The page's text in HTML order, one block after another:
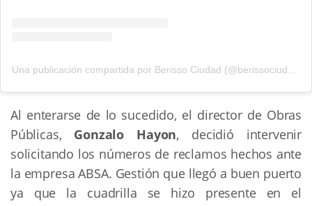
Al enterarse de lo sucedido, el director de Obras
Públicas, Gonzalo Hayon, decidió intervenir
solicitando los números de reclamos hechos ante
la empresa ABSA. Gestión que llegó a buen puerto
ya que la cuadrilla se hizo presente en el